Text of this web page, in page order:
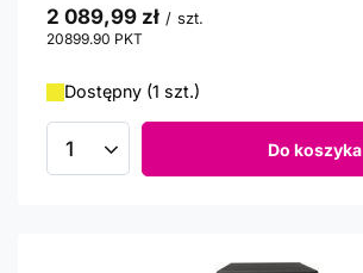
2 089,99 zł / szt.
20899.90 PKT
Dostępny (1 szt.)
Ilość produktów Do koszyka